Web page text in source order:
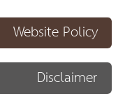
Website Policy
Disclaimer